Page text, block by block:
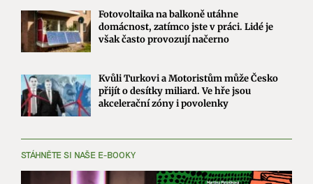
Fotovoltaika na balkoně utáhne
domácnost, zatímco jste v práci. Lidé je
však často provozují načerno
Kvůli Turkovi a Motoristům může Česko
přijít o desítky miliard. Ve hře jsou
akcelerační zóny i povolenky
STÁHNĚTE SI NAŠE E-BOOKY